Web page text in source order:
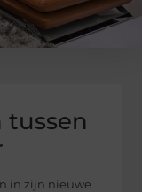
tussen
in zijn nieuwe